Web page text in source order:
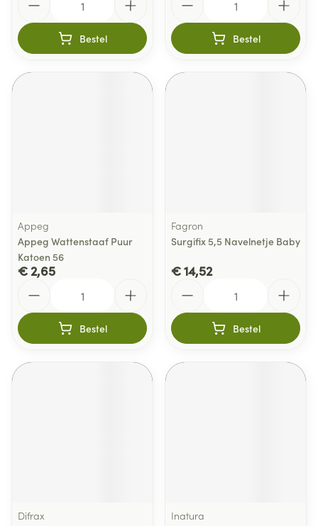
Bestel Bestel
Appeg
Appeg Wattenstaaf Puur
Katoen 56
€ 2,65
Bestel
Fagron
Surgifix 5,5 Navelnetje Baby
€ 14,52
Bestel
Difrax
Inatura